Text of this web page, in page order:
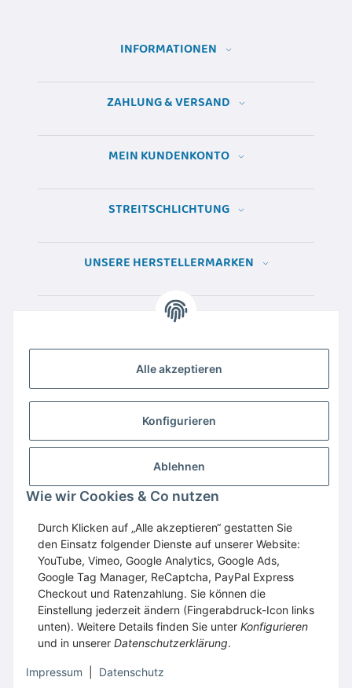
Alle akzeptieren
Konfigurieren
Ablehnen
Wie wir Cookies & Co nutzen
Durch Klicken auf „Alle akzeptieren“ gestatten Sie
den Einsatz folgender Dienste auf unserer Website:
YouTube, Vimeo, Google Analytics, Google Ads,
Google Tag Manager, ReCaptcha, PayPal Express
Checkout und Ratenzahlung. Sie können die
Einstellung jederzeit ändern (Fingerabdruck-Icon links
unten). Weitere Details finden Sie unter Konfigurieren
und in unserer Datenschutzerklärung.
Impressum Datenschutz
INFORMATIONEN
ZAHLUNG & VERSAND
MEIN KUNDENKONTO
STREITSCHLICHTUNG
UNSERE HERSTELLERMARKEN
Wir empfehlenDomaintechnik.at:Hosting,
GESETZLICHE INFORMATIONEN
Vertrag widerrufen